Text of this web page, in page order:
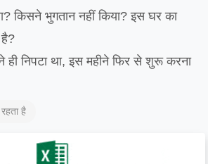
किसने भुगतान नहीं किया? इस घर का
ही निपटा था, इस महीने फिर से शुरू करना
है